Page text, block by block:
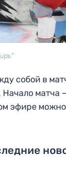
собой в
Начало матча
эфире можно